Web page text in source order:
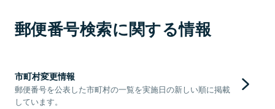
郵便番号検索に関する情報
市町村変更情報
郵便番号を公表した市町村の一覧を実施日の新しい順に掲載
しています。